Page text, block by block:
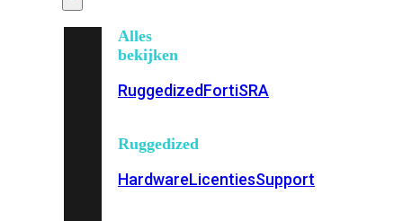
Alles
bekijken
RuggedizedFortiSRA
Ruggedized
HardwareLicentiesSupport